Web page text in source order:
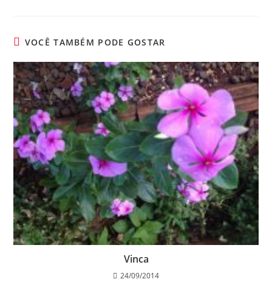
VOCÊ TAMBÉM PODE GOSTAR
Vinca
24/09/2014